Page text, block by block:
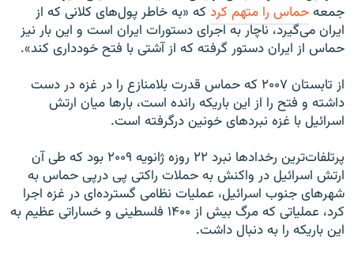
جمعهحماس را متهم کرد که «به خاطر پول‌های کلانی که از
ایران می‌گیرد، ناچار به اجرای دستورات ایران است و این بار نیز
حماس از ایران دستور گرفته که از آشتی با فتح خودداری کند».
از تابستان ۲۰۰۷ که حماس قدرت بلامنازع را در غزه در دست
داشته و فتح را از این باریکه رانده است، بار‌ها میان ارتش
اسرائیل با غزه نبردهای خونین درگرفته است.
پرتلفات‌ترین رخداد‌ها نبرد ۲۲ روزه ژانویه ۲۰۰۹ بود که طی آن
ارتش اسرائیل در واکنش به حملات راکتی پی درپی حماس به
شهرهای جنوب اسرائیل، عملیات نظامی گسترده‌ای در غزه اجرا
کرد، عملیاتی که مرگ بیش از ۱۴۰۰ فلسطینی و خساراتی عظیم به
این باریکه را به دنبال داشت.